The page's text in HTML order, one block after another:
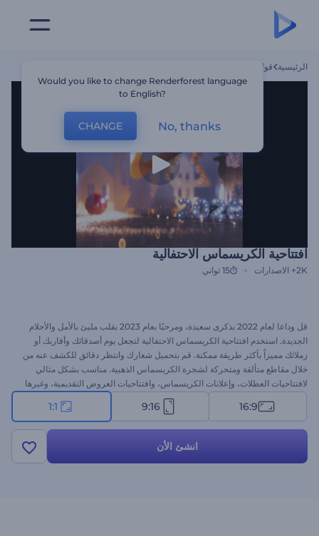
الرئيسية قوالب
افتتاحية الكريسماس الاحتفالية
2K+ الاصدارات 15 ثواني
قل وداعا لعام 2022 بذكرى سعيدة، ومرحبًا بعام 2023 بقلب مليئ بالأمل والأحلام
الجديدة. استخدم افتتاحية الكريسماس الاحتفالية لتجعل يوم أصدقائك وأقاربك أو
زملائك مميزاً بأكثر طريقة ممكنة. قم بتحميل شعارك وانتظر دقائق للكشف عنه من
خلال مقاطع متألقة ومتحركة لشجرة الكريسماس الذهبية. مناسب بشكل مثالي
لافتتاحيات العطلات، وإعلانات الكريسماس، وافتتاحيات العروض التقديمية، وغيرها
الكثير من المشروعات الإبداعية. جرب الآن!
16:9
9:16
1:1
انشئ الأن
Would you like to change Renderforest language
to English?
CHANGE No, thanks